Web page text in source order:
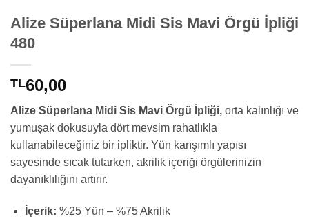
Alize Süperlana Midi Sis Mavi Örgü İpliği
480
TL60,00
Alize Süperlana Midi Sis Mavi Örgü İpliği, orta kalınlığı ve
yumuşak dokusuyla dört mevsim rahatlıkla
kullanabileceğiniz bir ipliktir. Yün karışımlı yapısı
sayesinde sıcak tutarken, akrilik içeriği örgülerinizin
dayanıklılığını artırır.
İçerik: %25 Yün – %75 Akrilik